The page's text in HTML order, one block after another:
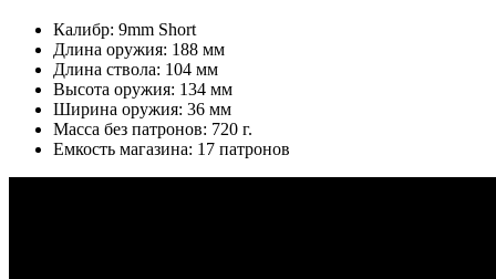
Калибр: 9mm Short
Длина оружия: 188 мм
Длина ствола: 104 мм
Высота оружия: 134 мм
Ширина оружия: 36 мм
Масса без патронов: 720 г.
Емкость магазина: 17 патронов